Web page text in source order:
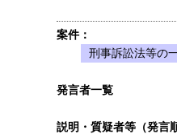
案件：
刑事訴訟法等の
発言者一覧
説明・質疑者等（発言